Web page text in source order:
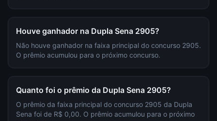
Houve ganhador na Dupla Sena 2905?
Não houve ganhador na faixa principal do concurso 2905.
O prêmio acumulou para o próximo concurso.
Quanto foi o prêmio da Dupla Sena 2905?
O prêmio da faixa principal do concurso 2905 da Dupla
Sena foi de R$ 0,00. O prêmio acumulou para o próximo